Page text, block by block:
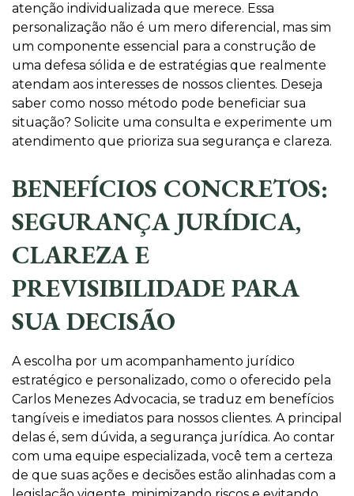
atenção individualizada que merece. Essa
personalização não é um mero diferencial, mas sim
um componente essencial para a construção de
uma defesa sólida e de estratégias que realmente
atendam aos interesses de nossos clientes. Deseja
saber como nosso método pode beneficiar sua
situação? Solicite uma consulta e experimente um
atendimento que prioriza sua segurança e clareza.
BENEFÍCIOS CONCRETOS:
SEGURANÇA JURÍDICA,
CLAREZA E
PREVISIBILIDADE PARA
SUA DECISÃO
A escolha por um acompanhamento jurídico
estratégico e personalizado, como o oferecido pela
Carlos Menezes Advocacia, se traduz em benefícios
tangíveis e imediatos para nossos clientes. A principal
delas é, sem dúvida, a segurança jurídica. Ao contar
com uma equipe especializada, você tem a certeza
de que suas ações e decisões estão alinhadas com a